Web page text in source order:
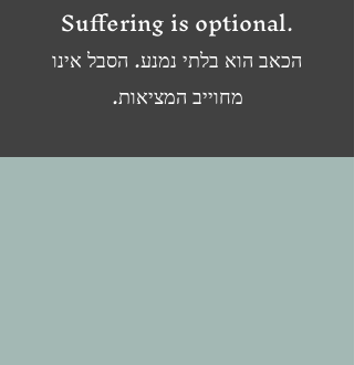
Suffering is optional.
הכאב הוא בלתי נמנע. הסבל אינו
מחוייב המציאות.